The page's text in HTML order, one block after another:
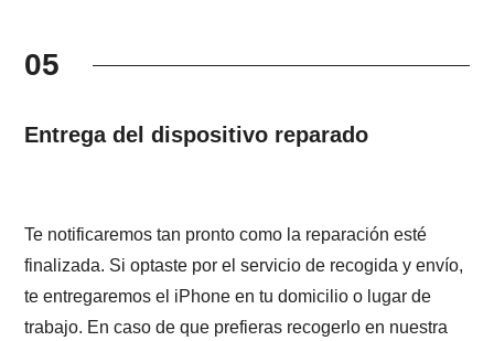
05
Entrega del dispositivo reparado
Te notificaremos tan pronto como la reparación esté
finalizada. Si optaste por el servicio de recogida y envío,
te entregaremos el iPhone en tu domicilio o lugar de
trabajo. En caso de que prefieras recogerlo en nuestra